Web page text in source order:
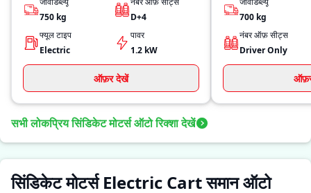
750 kg
D+4
फ्यूल टाइप
Electric
पावर
1.2 kW
ऑफ़र देखें
700 kg
नंबर ऑफ़ सीट्स
Driver Only
सभी लोकप्रिय सिंडिकेट मोटर्स ऑटो रिक्शा देखें
सिंडिकेट मोटर्स Electric Cart समान ऑटो